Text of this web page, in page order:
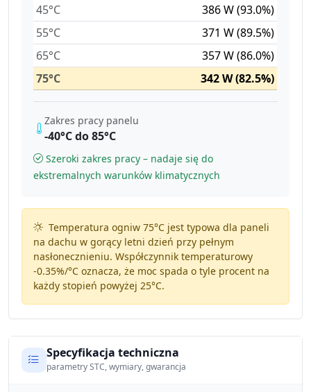
45°C
386 W (93.0%)
55°C
371 W (89.5%)
65°C
357 W (86.0%)
75°C
342 W (82.5%)
Zakres pracy panelu
-40°C do 85°C
Szeroki zakres pracy – nadaje się do
ekstremalnych warunków klimatycznych
Temperatura ogniw 75°C jest typowa dla paneli
na dachu w gorący letni dzień przy pełnym
nasłonecznieniu. Współczynnik temperaturowy
-0.35%/°Coznacza, że moc spada o tyle procent na
każdy stopień powyżej 25°C.
Specyfikacja techniczna
parametry STC, wymiary, gwarancja